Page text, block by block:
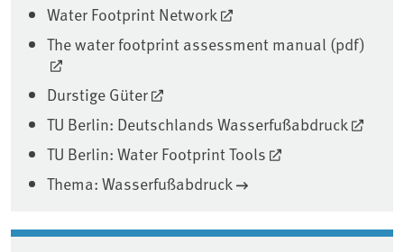
Water Footprint Network
The water footprint assessment manual (pdf)
Durstige Güter
TU Berlin: Deutschlands Wasserfußabdruck
TU Berlin: Water Footprint Tools
Thema: Wasserfußabdruck